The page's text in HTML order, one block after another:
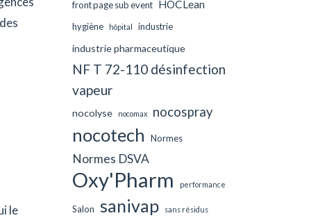
le
front page sub event HOCLean
hygiène hôpital industrie
industrie pharmaceutique
NF T 72-110 désinfection
vapeur
nocolyse nocomax nocospray
nocotech Normes
Normes DSVA
Oxy'Pharm performance
Salon sanivap sans résidus